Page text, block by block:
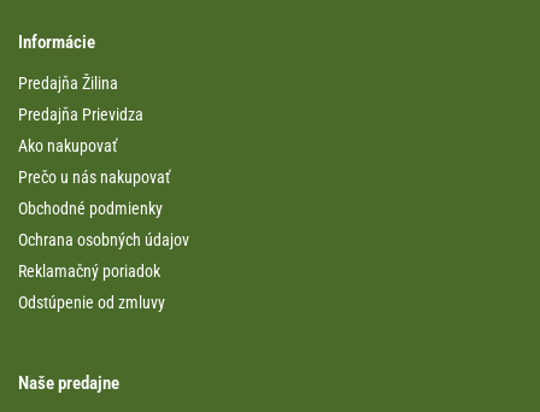
Informácie
Predajňa Žilina
Predajňa Prievidza
Ako nakupovať
Prečo u nás nakupovať
Obchodné podmienky
Ochrana osobných údajov
Reklamačný poriadok
Odstúpenie od zmluvy
Naše predajne